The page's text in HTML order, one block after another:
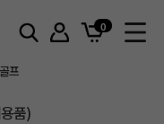
0
프
품)